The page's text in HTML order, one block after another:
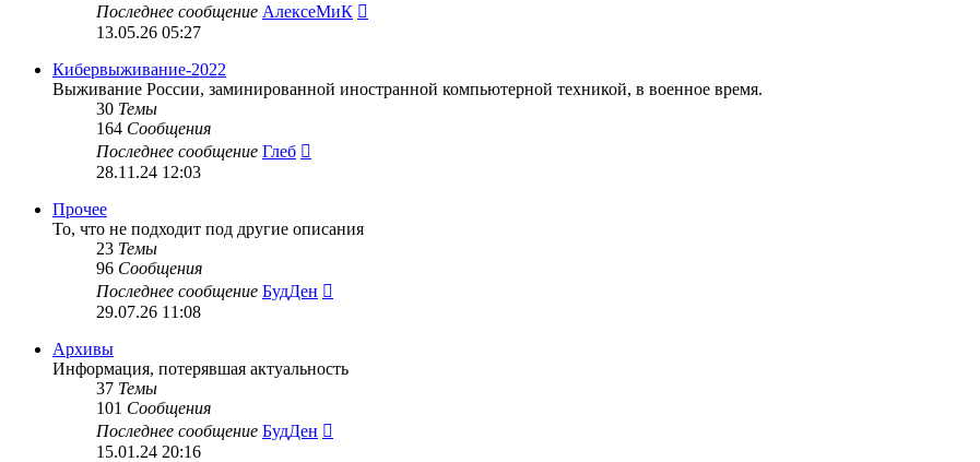
Последнее сообщение АлексеМиК
13.05.26 05:27
Кибервыживание-2022
Выживание России, заминированной иностранной компьютерной техникой, в военное время.
30 Темы
164 Сообщения
Последнее сообщение Глеб
28.11.24 12:03
Прочее
То, что не подходит под другие описания
23 Темы
96 Сообщения
Последнее сообщение БудДен
29.07.26 11:08
Архивы
Информация, потерявшая актуальность
37 Темы
101 Сообщения
Последнее сообщение БудДен
15.01.24 20:16